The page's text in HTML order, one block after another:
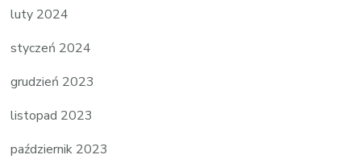
luty 2024
styczeń 2024
grudzień 2023
listopad 2023
październik 2023